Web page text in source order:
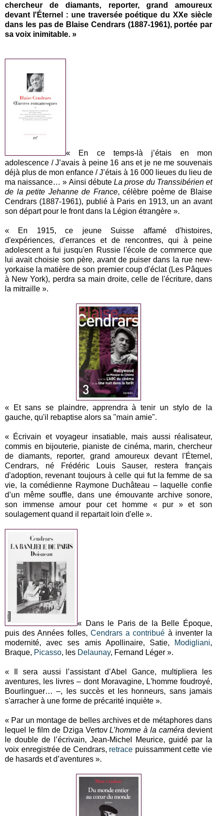
chercheur de diamants, reporter, grand amoureux
devant l'Éternel : une traversée poétique du XXe siècle
dans les pas de Blaise Cendrars (1887-1961), portée par
sa voix inimitable. »
« En ce temps-là j’étais en mon
adolescence / J’avais à peine 16 ans et je ne me souvenais
déjà plus de mon enfance / J’étais à 16 000 lieues du lieu de
ma naissance… » Ainsi débuteLa prose du Transsibérien et
de la petite Jehanne de France, célèbre poème de Blaise
Cendrars (1887-1961), publié à Paris en 1913, un an avant
son départ pour le front dans la Légion étrangère ».
« En 1915, ce jeune Suisse affamé d'histoires,
d'expériences, d'errances et de rencontres, qui à peine
adolescent a fui jusqu'en Russie l'école de commerce que
lui avait choisie son père, avant de puiser dans la rue new-
yorkaise la matière de son premier coup d'éclat (Les Pâques
à New York), perdra sa main droite, celle de l'écriture, dans
la mitraille ».
« Et sans se plaindre, apprendra à tenir un stylo de la
gauche, qu'il rebaptise alors sa "main amie".
« Écrivain et voyageur insatiable, mais aussi réalisateur,
commis en bijouterie, pianiste de cinéma, marin, chercheur
de diamants, reporter, grand amoureux devant l'Éternel,
Cendrars, né Frédéric Louis Sauser, restera français
d'adoption, revenant toujours à celle qui fut la femme de sa
vie, la comédienne Raymone Duchâteau – laquelle confie
d’un même souffle, dans une émouvante archive sonore,
son immense amour pour cet homme « pur » et son
soulagement quand il repartait loin d'elle ».
« Dans le Paris de la Belle Époque,
puis des Années folles, Cendrars a contribué à inventer la
modernité, avec ses amis Apollinaire, Satie,
Modigliani,
Braque, Picasso, les Delaunay, Fernand Léger ».
« Il sera aussi l’assistant d’Abel Gance, multipliera les
aventures, les livres – dont Moravagine, L'homme foudroyé,
Bourlinguer… –, les succès et les honneurs, sans jamais
s'arracher à une forme de précarité inquiète ».
« Par un montage de belles archives et de métaphores dans
lequel le film de Dziga VertovL’homme à la caméradevient
le double de l’écrivain, Jean-Michel Meurice, guidé par la
voix enregistrée de Cendrars, retrace puissamment cette vie
de hasards et d’aventures ».